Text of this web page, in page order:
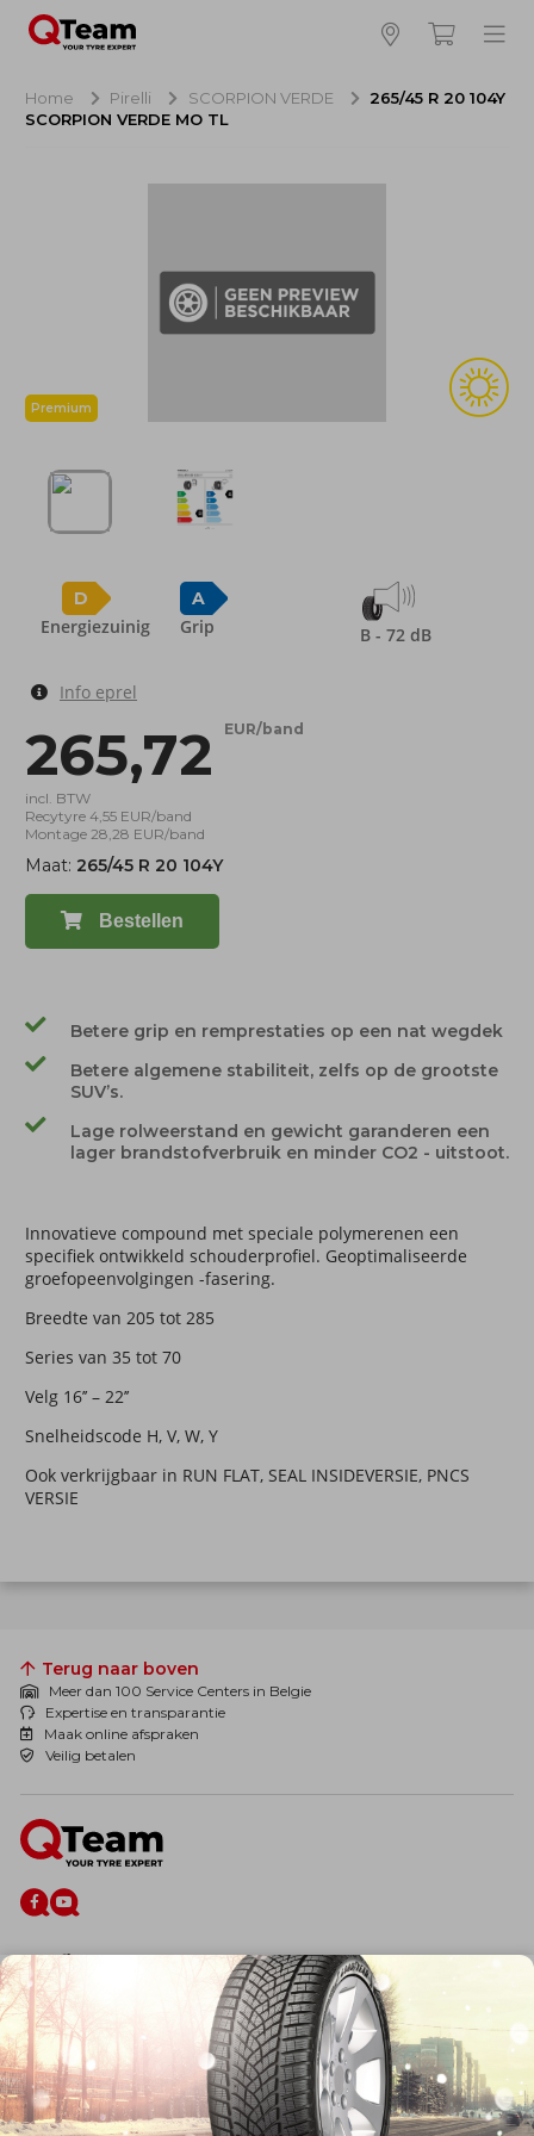
Hoeveel banden wilt u bestellen?
Bestellen
Home Pirelli SCORPION VERDE
265/45 R 20 104Y
SCORPION VERDE MO TL
Premium
D
Energiezuinig
A
Grip B - 72 dB
Info eprel
265,72 EUR/band
incl. BTW
Recytyre 4,55 EUR/band
Montage 28,28 EUR/band
Maat: 265/45 R 20 104Y
Bestellen
Betere grip en remprestaties op een nat wegdek
Betere algemene stabiliteit, zelfs op de grootste
SUV’s.
Lage rolweerstand en gewicht garanderen een
lager brandstofverbruik en minder CO2 - uitstoot.
Innovatieve compound met speciale polymerenen een
specifiek ontwikkeld schouderprofiel. Geoptimaliseerde
groefopeenvolgingen -fasering.
Breedte van 205 tot 285
Series van 35 tot 70
Velg 16’’ – 22’’
Snelheidscode H, V, W, Y
Ook verkrijgbaar in RUN FLAT, SEAL INSIDEVERSIE, PNCS
VERSIE
Terug naar boven
Meer dan 100 Service Centers in Belgie
Expertise en transparantie
Maak online afspraken
Veilig betalen
De firma
Wie zijn wij?
Blog
Onze dienstverlening
Banden
Velgen
Diensten
Afspraak Maken